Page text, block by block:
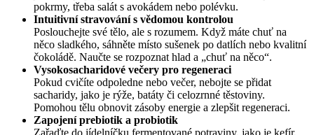
pokrmy, třeba salát s avokádem nebo polévku.
Intuitivní stravování s vědomou kontrolou
Poslouchejte své tělo, ale s rozumem. Když máte chuť na
něco sladkého, sáhněte místo sušenek po datlích nebo kvalitní
čokoládě. Naučte se rozpoznat hlad a „chuť na něco“.
Vysokosacharidové večery pro regeneraci
Pokud cvičíte odpoledne nebo večer, nebojte se přidat
sacharidy, jako je rýže, batáty či celozrnné těstoviny.
Pomohou tělu obnovit zásoby energie a zlepšit regeneraci.
Zapojení prebiotik a probiotik
Zařaďte do jídelníčku fermentované potraviny, jako je kefír,